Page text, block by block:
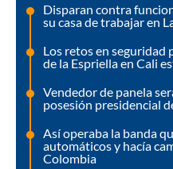
Disparan contra
su casa de trabajar en
Los retos en seguridad
de la Espriella en Cali
Vendedor de panela
posesión presidencial
Así operaba la banda
automáticos y hacía
Colombia